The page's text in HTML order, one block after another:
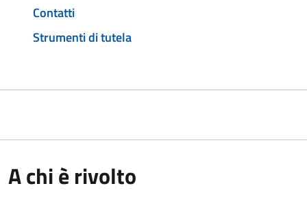
Contatti
Strumenti di tutela
A chi è rivolto